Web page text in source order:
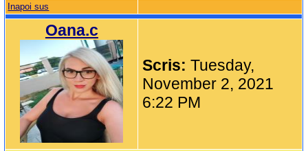
Inapoi sus
Oana.c
Scris:Tuesday,
November 2, 2021
6:22 PM